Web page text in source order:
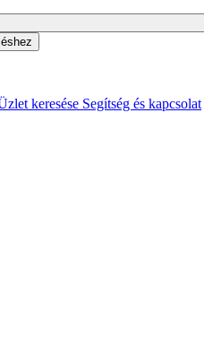
keresése Segítség és kapcsolat